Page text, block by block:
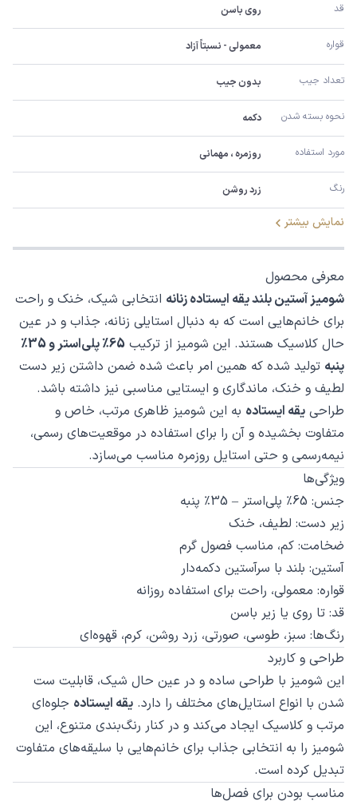
قد روی باسن
قواره معمولی - نسبتاً آزاد
تعداد جیب بدون جیب
نحوه بسته شدن دکمه
مورد استفاده روزمره ، مهمانی
رنگ زرد روشن
نمایش بیشتر
معرفی محصول
شومیز آستین بلند یقه ایستاده زنانه انتخابی شیک، خنک و راحت
برای خانم‌هایی است که به دنبال استایلی زنانه، جذاب و در عین
حال کلاسیک هستند. این شومیز از ترکیب
65٪ پلی‌استر و 35٪
پنبه تولید شده که همین امر باعث شده ضمن داشتن زیر دست
لطیف و خنک، ماندگاری و ایستایی مناسبی نیز داشته باشد.
طراحی یقه ایستاده به این شومیز ظاهری مرتب، خاص و
متفاوت بخشیده و آن را برای استفاده در موقعیت‌های رسمی،
نیمه‌رسمی و حتی استایل روزمره مناسب می‌سازد.
ویژگی‌ها
جنس: 65٪ پلی‌استر – 35٪ پنبه
زیر دست: لطیف، خنک
ضخامت: کم، مناسب فصول گرم
آستین: بلند با سرآستین دکمه‌دار
قواره: معمولی، راحت برای استفاده روزانه
قد: تا روی یا زیر باسن
رنگ‌ها: سبز، طوسی، صورتی، زرد روشن، کرم، قهوه‌ای
طراحی و کاربرد
این شومیز با طراحی ساده و در عین حال شیک، قابلیت ست
شدن با انواع استایل‌های مختلف را دارد. یقه ایستاده جلوه‌ای
مرتب و کلاسیک ایجاد می‌کند و در کنار رنگ‌بندی متنوع، این
شومیز را به انتخابی جذاب برای خانم‌هایی با سلیقه‌های متفاوت
تبدیل کرده است.
مناسب بودن برای فصل‌ها